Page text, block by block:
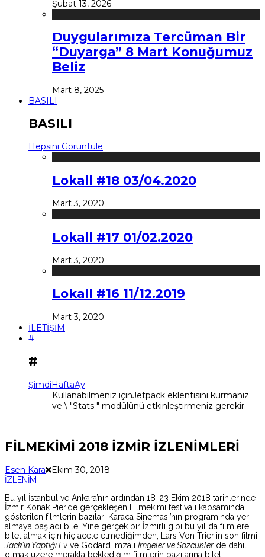
Şubat 13, 2026
Duygularımıza Tercüman Bir
“Duyarga” 8 Mart Konuğumuz
Beliz
Mart 8, 2025
BASILI
BASILI
Hepsini Görüntüle
Lokall #18 03/04.2020
Mart 3, 2020
Lokall #17 01/02.2020
Mart 3, 2020
Lokall #16 11/12.2019
Mart 3, 2020
İLETİŞİM
#
#
ŞimdiHaftaAy
Kullanabilmeniz içinJetpack eklentisini kurmanız
ve \ "Stats " modülünü etkinleştirmeniz gerekir.
FİLMEKİMİ 2018 İZMİR İZLENİMLERİ
Esen Kara Ekim 30, 2018
İZLENİM
Bu yıl İstanbul ve Ankara’nın ardından 18-23 Ekim 2018 tarihlerinde
İzmir Konak Pier’de gerçekleşen Filmekimi festivali kapsamında
gösterilen filmlerin bazıları Karaca Sineması’nın programında yer
almaya başladı bile. Yine gerçek bir İzmirli gibi bu yıl da filmlere
bilet almak için hiç acele etmediğimden, Lars Von Trier’in son filmi
Jack’in Yaptığı Ev ve Godard imzalı İmgeler ve Sözcükler de dahil
olmak üzere merakla beklediğim filmlerin bazılarına bilet